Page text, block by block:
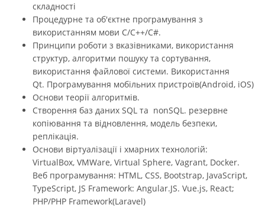
складності
Процедурне та об'єктне програмування з
використанням мови С/С++/С#.
Принципи роботи з вказівниками, використання
структур, алгоритми пошуку та сортування,
використання файлової системи. Використання
Qt. Програмування мобільних пристроїв(Android, iOS)
Основи теорії алгоритмів.
Створення баз даних SQL та nonSQL. резервне
копіювання та відновлення, модель безпеки,
реплікація.
Основи віртуалізації і хмарних технологій:
VirtualBox, VMWare, Virtual Sphere, Vagrant, Docker.
Веб програмування: HTML, CSS, Bootstrap, JavaScript,
TypeScript, JS Framework: Angular.JS. Vue.js, React;
PHP/PHP Framework(Laravel)